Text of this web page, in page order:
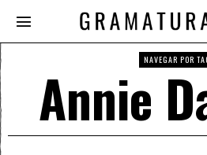
NAVEGAR POR
Annie